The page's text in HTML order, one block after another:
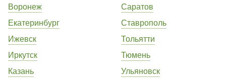
Воронеж
Екатеринбург
Ижевск
Иркутск
Казань
Саратов
Ставрополь
Тольятти
Тюмень
Ульяновск